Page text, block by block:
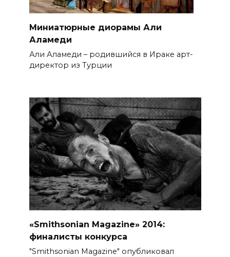
Миниатюрные диорамы Али
Аламеди
Али Аламеди – родившийся в Ираке арт-
директор из Турции
«Smithsonian Magazine» 2014:
финалисты конкурса
"Smithsonian Magazine" опубликовал